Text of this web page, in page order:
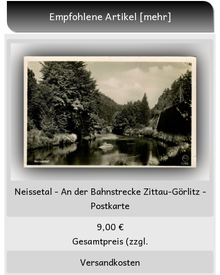
Empfohlene Artikel [mehr]
Neissetal - An der Bahnstrecke Zittau-Görlitz -
Postkarte
9,00 €
Gesamtpreis (zzgl.
Versandkosten